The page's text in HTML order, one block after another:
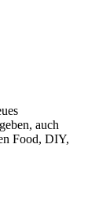
auch
Food, DIY,